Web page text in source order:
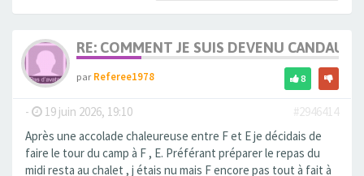
RE: COMMENT JE SUIS DEVENU
parReferee1978 8
- 19 juin 2026, 19:10
#2946414
Après une accolade chaleureuse entre F et E je décidais de
faire le tour du camp à F , E. Préférant préparer le repas du
midi resta au chalet , j étais nu mais F encore pas tout à fait à